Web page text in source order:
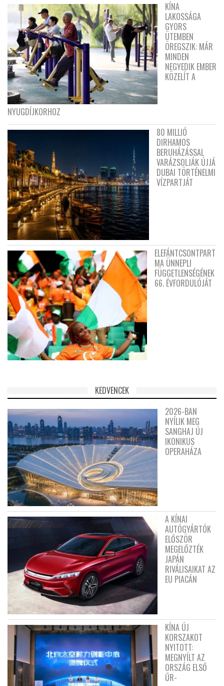
KÍNA
LAKOSSÁGA
GYORS
ÜTEMBEN
ÖREGSZIK: MÁR
MINDEN
NEGYEDIK EMBER
KÖZELÍT A
NYUGDÍJKORHOZ
80 MILLIÓ
DIRHAMOS
BERUHÁZÁSSAL
VARÁZSOLJÁK ÚJJÁ
DUBAI TÖRTÉNELMI
VÍZPARTJÁT
ELEFÁNTCSONTPART
MA ÜNNEPLI
FÜGGETLENSÉGÉNEK
66. ÉVFORDULÓJÁT
KEDVENCEK
2026-BAN
NYÍLIK MEG
SANGHAJ ÚJ
IKONIKUS
OPERAHÁZA
A KÍNAI
AUTÓGYÁRTÓK
ELŐSZÖR
MEGELŐZTÉK
JAPÁN
RIVÁLISAIKAT AZ
EU PIACÁN
KÍNA ÚJ
KORSZAKOT
NYITOTT:
MEGNYÍLT AZ
ORSZÁG ELSŐ
ŰR-